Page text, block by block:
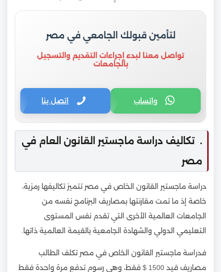
لتأمين قبولك الجامعي في مصر
تواصل معنا لبدء إجراءات التقديم والتسجيل
بالجامعات
واتساب اتصل بنا
. تكاليف دراسة ماجستير القانون العام في
مصر
دراسة ماجستير القانون الخاص في مصر تتميز تكاليفها رمزية،
خاصة إذ ما تمت مقارنتها بمصاريف البرنامج نفسه من
الجامعات العالمية الأخرى التي تقدم نفس المستوى
التعليمي الدولي والشهادة الجامعية بالقيمة العالمية ذاتها.
فدراسة ماجستير القانون الخاص في مصر تكلف الطالب
مصاريف قيد 1500 $ فقط، وهي رسوم تدفع مرة واحدة فقط